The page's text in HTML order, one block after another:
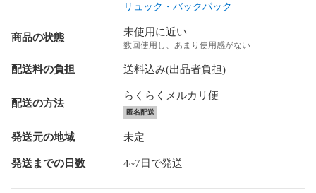
リュック・バックパック
商品の状態 未使用に近い
数回使用し、あまり使用感がない
配送料の負担 送料込み(出品者負担)
配送の方法
らくらくメルカリ便
匿名配送
発送元の地域 未定
発送までの日数 4~7日で発送